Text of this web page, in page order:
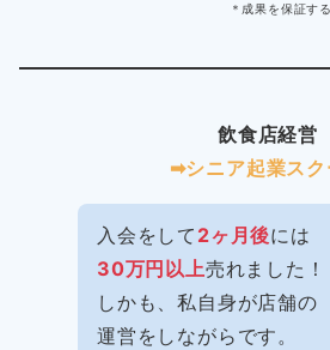
＊成果を保証するもので
飲食店経営
➡︎シニア起業ス
入会をして 2ヶ月後には
30万円以上売れました！
しかも、私自身が店舗の
運営をしながらです。